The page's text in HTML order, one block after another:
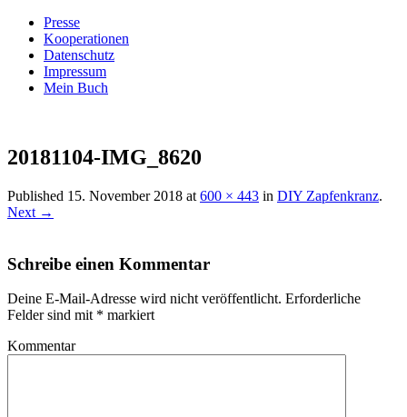
Presse
Kooperationen
Datenschutz
Impressum
Mein Buch
Villa König
20181104-IMG_8620
Published 15. November 2018 at 600 × 443 in DIY Zapfenkranz.
Next →
Schreibe einen Kommentar
Deine E-Mail-Adresse wird nicht veröffentlicht. Erforderliche
Felder sind mit * markiert
Kommentar